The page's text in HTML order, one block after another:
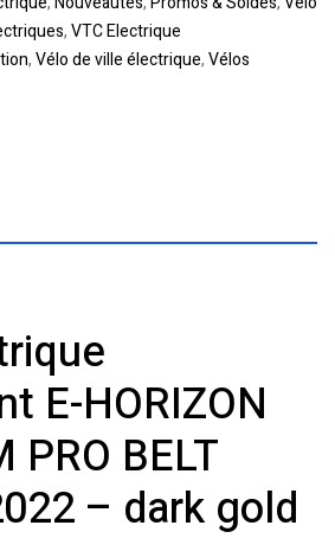
,VTC Electrique
,Vélo de ville électrique,Vélos
E-HORIZON
PRO BELT
– dark gold